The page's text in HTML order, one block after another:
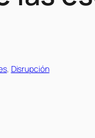
, Disrupción